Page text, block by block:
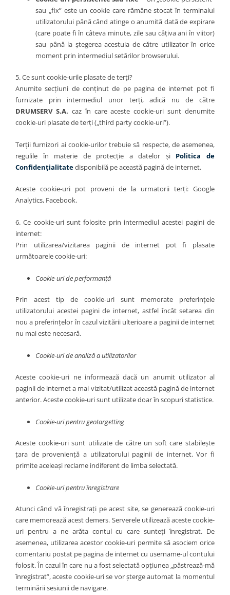
sau „fix” este un cookie care rămâne stocat în terminalul
utilizatorului până când atinge o anumită dată de expirare
(care poate fi în câteva minute, zile sau câțiva ani în viitor)
sau până la ștegerea acestuia de către utilizator în orice
moment prin intermediul setărilor browserului.
5. Ce sunt cookie-urile plasate de terți?
Anumite secțiuni de conținut de pe pagina de internet pot fi
furnizate prin intermediul unor terți, adică nu de către
DRUMSERV S.A. caz în care aceste cookie-uri sunt denumite
cookie-uri plasate de terți („third party cookie-uri”).
Terții furnizori ai cookie-urilor trebuie să respecte, de asemenea,
regulile în materie de protecție a datelor și Politica de
Confidențialitatedisponibilă pe această pagină de internet.
Aceste cookie-uri pot proveni de la urmatorii terți: Google
Analytics, Facebook.
6. Ce cookie-uri sunt folosite prin intermediul acestei pagini de
internet:
Prin utilizarea/vizitarea paginii de internet pot fi plasate
următoarele cookie-uri:
Cookie-uri de performanță
Prin acest tip de cookie-uri sunt memorate preferințele
utilizatorului acestei pagini de internet, astfel încât setarea din
nou a preferințelor în cazul vizitării ulterioare a paginii de internet
nu mai este necesară.
Cookie-uri de analiză a utilizatorilor
Aceste cookie-uri ne informează dacă un anumit utilizator al
paginii de internet a mai vizitat/utilizat această pagină de internet
anterior. Aceste cookie-uri sunt utilizate doar în scopuri statistice.
Cookie-uri pentru geotargetting
Aceste cookie-uri sunt utilizate de către un soft care stabilește
țara de proveniență a utilizatorului paginii de internet. Vor fi
primite aceleași reclame indiferent de limba selectată.
Cookie-uri pentru înregistrare
Atunci când vă înregistrați pe acest site, se generează cookie-uri
care memorează acest demers. Serverele utilizează aceste cookie-
uri pentru a ne arăta contul cu care sunteți înregistrat. De
asemenea, utilizarea acestor cookie-uri permite să asociem orice
comentariu postat pe pagina de internet cu username-ul contului
folosit. În cazul în care nu a fost selectată opțiunea „păstrează-mă
înregistrat”, aceste cookie-uri se vor șterge automat la momentul
terminării sesiunii de navigare.